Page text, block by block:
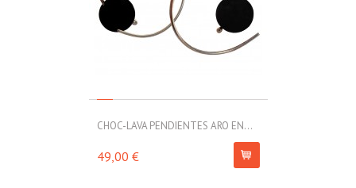
CHOC-LAVA PENDIENTES ARO EN...
49,00 €